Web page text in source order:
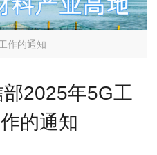
作的通知
部2025年5G工
的通知